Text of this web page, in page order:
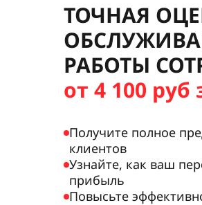
ТОЧНАЯ
РАБОТЫ
от 4 100 руб
Получите полное
клиентов
Узнайте, как ваш
прибыль
Повысьте